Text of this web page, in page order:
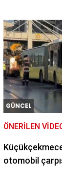
GÜNCEL
ÖNERILEN
otomobil